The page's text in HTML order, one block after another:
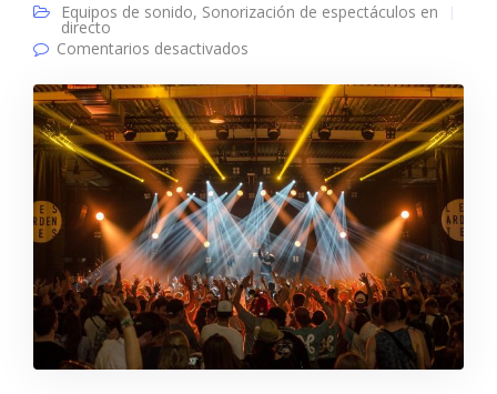
Equipos de sonido, Sonorización de espectáculos en
directo
Comentarios desactivados